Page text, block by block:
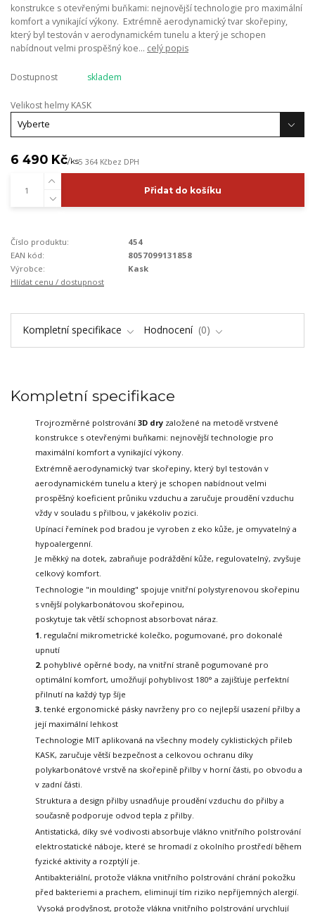
konstrukce s otevřenými buňkami: nejnovější technologie pro maximální
komfort a vynikající výkony. Extrémně aerodynamický tvar skořepiny,
který byl testován v aerodynamickém tunelu a který je schopen
nabídnout velmi prospěšný koe... celý popis
Dostupnost skladem
Velikost helmy KASK
6 490 Kč/ks5 364 Kčbez DPH
Přidat do košíku
Číslo produktu:
454
EAN kód:
8057099131858
Výrobce:
Kask
Hlídat cenu / dostupnost
Kompletní specifikace Hodnocení 0
Kompletní specifikace
Trojrozměrné polstrování 3D dry založené na metodě vrstvené
konstrukce s otevřenými buňkami: nejnovější technologie pro
maximální komfort a vynikající výkony.
Extrémně aerodynamický tvar skořepiny, který byl testován v
aerodynamickém tunelu a který je schopen nabídnout velmi
prospěšný koeficient průniku vzduchu a zaručuje proudění vzduchu
vždy v souladu s přilbou, v jakékoliv pozici.
Upínací řemínek pod bradou je vyroben z eko kůže, je omyvatelný a
hypoalergenní.
Je měkký na dotek, zabraňuje podráždění kůže, regulovatelný, zvyšuje
celkový komfort.
Technologie "in moulding" spojuje vnitřní polystyrenovou skořepinu
s vnější polykarbonátovou skořepinou,
poskytuje tak větší schopnost absorbovat náraz.
1. regulační mikrometrické kolečko, pogumované, pro dokonalé
upnutí
2. pohyblivé opěrné body, na vnitřní straně pogumované pro
optimální komfort, umožňují pohyblivost 180° a zajišťuje perfektní
přilnutí na každý typ šíje
3. tenké ergonomické pásky navrženy pro co nejlepší usazení přilby a
její maximální lehkost
Technologie MIT aplikovaná na všechny modely cyklistických přileb
KASK, zaručuje větší bezpečnost a celkovou ochranu díky
polykarbonátové vrstvě na skořepině přilby v horní části, po obvodu a
v zadní části.
Struktura a design přilby usnadňuje proudění vzduchu do přilby a
současně podporuje odvod tepla z přilby.
Antistatická, díky své vodivosti absorbuje vlákno vnitřního polstrování
elektrostatické náboje, které se hromadí z okolního prostředí během
fyzické aktivity a rozptýlí je.
Antibakteriální, protože vlákna vnitřního polstrování chrání pokožku
před bakteriemi a prachem, eliminují tím riziko nepříjemných alergií.
Vysoká prodyšnost, protože vlákna vnitřního polstrování urychlují